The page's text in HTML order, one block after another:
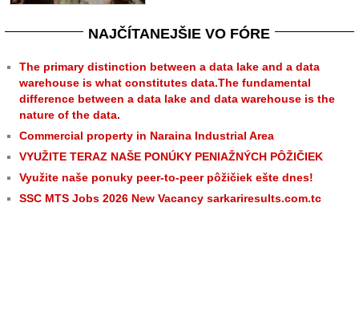
NAJČÍTANEJŠIE VO FÓRE
The primary distinction between a data lake and a data
warehouse is what constitutes data.The fundamental
difference between a data lake and data warehouse is the
nature of the data.
Commercial property in Naraina Industrial Area
VYUŽITE TERAZ NAŠE PONÚKY PENIAŽNÝCH PÔŽIČIEK
Využite naše ponuky peer-to-peer pôžičiek ešte dnes!
SSC MTS Jobs 2026 New Vacancy sarkariresults.com.tc